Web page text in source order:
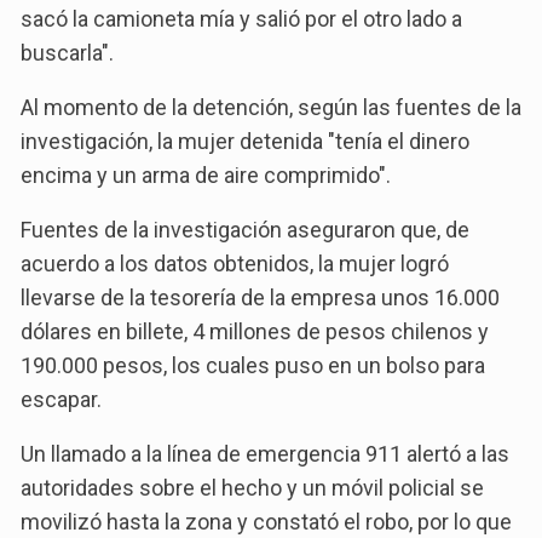
sacó la camioneta mía y salió por el otro lado a
buscarla".
Al momento de la detención, según las fuentes de la
investigación, la mujer detenida "tenía el dinero
encima y un arma de aire comprimido".
Fuentes de la investigación aseguraron que, de
acuerdo a los datos obtenidos, la mujer logró
llevarse de la tesorería de la empresa unos 16.000
dólares en billete, 4 millones de pesos chilenos y
190.000 pesos, los cuales puso en un bolso para
escapar.
Un llamado a la línea de emergencia 911 alertó a las
autoridades sobre el hecho y un móvil policial se
movilizó hasta la zona y constató el robo, por lo que